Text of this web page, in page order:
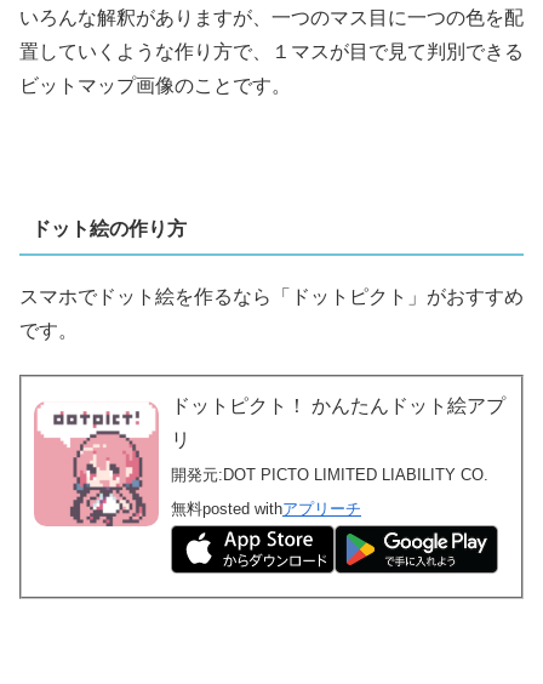
いろんな解釈がありますが、一つのマス目に一つの色を配
置していくような作り方で、１マスが目で見て判別できる
ビットマップ画像のことです。
ドット絵の作り方
スマホでドット絵を作るなら「ドットピクト」がおすすめ
です。
ドットピクト！ かんたんドット絵アプ
リ
開発元: DOT PICTO LIMITED LIABILITY CO.
無料posted withアプリーチ